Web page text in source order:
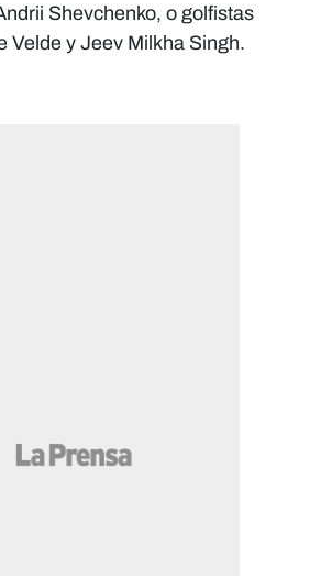
Shevchenko, o golfistas
Velde y Jeev Milkha Singh.